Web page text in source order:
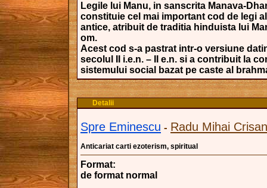
Legile lui Manu, in sanscrita Manava-
constituie cel mai important cod de legi
antice, atribuit de traditia hinduista lui
om.
Acest cod s-a pastrat intr-o versiune
secolul II i.e.n. – II e.n. si a contribuit la
sistemului social bazat pe caste al
Detalii
Spre Eminescu - Radu Mihai Crisan
Anticariat carti ezoterism, spiritual
Format:
de format normal